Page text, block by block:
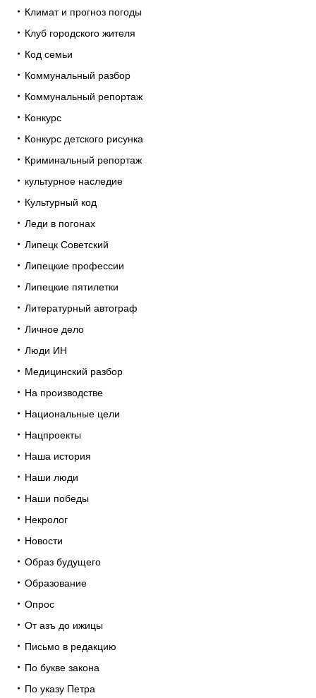
Климат и прогноз погоды
Клуб городского жителя
Код семьи
Коммунальный разбор
Коммунальный репортаж
Конкурс
Конкурс детского рисунка
Криминальный репортаж
культурное наследие
Культурный код
Леди в погонах
Липецк Советский
Липецкие профессии
Липецкие пятилетки
Литературный автограф
Личное дело
Люди ИН
Медицинский разбор
На производстве
Национальные цели
Нацпроекты
Наша история
Наши люди
Наши победы
Некролог
Новости
Образ будущего
Образование
Опрос
От азъ до ижицы
Письмо в редакцию
По букве закона
По указу Петра